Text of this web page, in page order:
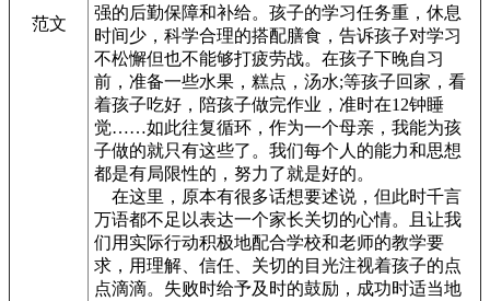
范文
强的后勤保障和补给。孩子的学习任务重，休息
时间少，科学合理的搭配膳食，告诉孩子对学习
不松懈但也不能够打疲劳战。在孩子下晚自习
前，准备一些水果，糕点，汤水;等孩子回家，看
着孩子吃好，陪孩子做完作业，准时在12钟睡
觉……如此往复循环，作为一个母亲，我能为孩
子做的就只有这些了。我们每个人的能力和思想
都是有局限性的，努力了就是好的。
在这里，原本有很多话想要述说，但此时千言
万语都不足以表达一个家长关切的心情。且让我
们用实际行动积极地配合学校和老师的教学要
求，用理解、信任、关切的目光注视着孩子的点
点滴滴。失败时给予及时的鼓励，成功时适当地